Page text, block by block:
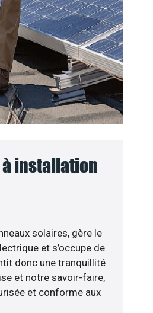
installation
solaires, gère le
et s’occupe de
donc une tranquillité
et notre savoir-faire,
et conforme aux